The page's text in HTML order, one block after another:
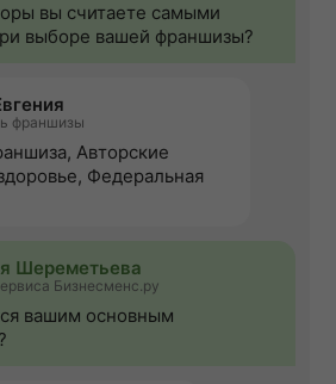
вы считаете самыми
выборе вашей франшизы?
франшизы
Авторские
Федеральная
Шереметьева
Бизнесменс.ру
вашим основным